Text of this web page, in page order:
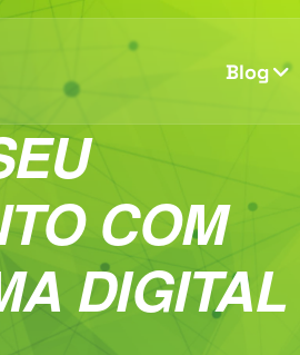
Blog
COM
DIGITAL